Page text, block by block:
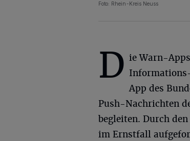
Foto: Rhein-Kreis Neuss
D ie Warn-
App des
Push-Nachrichten
begleiten. Durch
im Ernstfall